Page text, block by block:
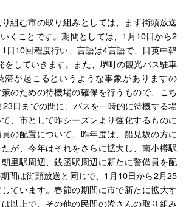
組む市の取り組みとしては、まず街頭放送
くことです。期間としては、1月10日から2
日10回程度行い、言語は4言語で、日英中韓
をしていきます。また、堺町の観光バス駐車
滞が起こるというような事象がありますの
のための待機場の確保を行うもので、こち
日までの間に、バスを一時的に待機する場
、市として昨シーズンより強化するものに
の配置について、昨年度は、船見坂の方に
が、今年はそれをさらに拡大し、南小樽駅
里駅周辺、銭函駅周辺に新たに警備員を配
間は街頭放送と同じで、1月10日から2月25
ています。春節の期間に市で新たに拡大す
以上で、その他の民間の皆さんの取り組み